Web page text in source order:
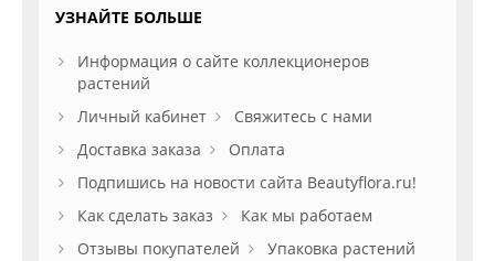
УЗНАЙТЕ БОЛЬШЕ
Информация о сайте коллекционеров
растений
Личный кабинет
Свяжитесь с нами
Доставка заказа
Оплата
Подпишись на новости сайта Beautyflora.ru!
Как сделать заказ
Как мы работаем
Отзывы покупателей
Упаковка растений